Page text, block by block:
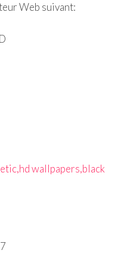
Web suivant:
wallpapers,black